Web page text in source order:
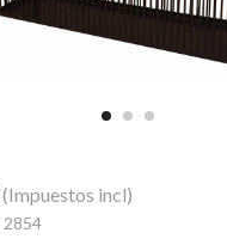
(Impuestos incl)
2854